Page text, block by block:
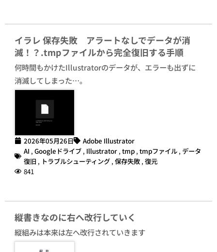
イラレ 保存失敗 アラートなしでデータが消
滅！？.tmpファイルから完全復旧する手順
何時間もかけたIllustratorのデータが、エラーも出ずに
消滅してしまった…。
2026年05月26日
Adobe Illustrator
AI , Googleドライブ , Illustrator , tmp , tmpファイル , データ
復旧 , トラブルシューティング , 保存失敗 , 復元
841
縦書きなのに右へ改行していく
縦組みは本来は左へ改行されていきます